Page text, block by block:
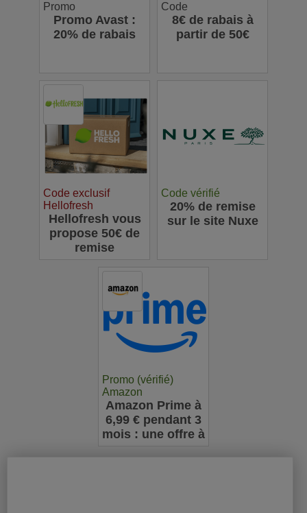
Promo
Promo Avast :
20% de rabais
Code
8€ de rabais à
partir de 50€
Code exclusif
Hellofresh
Hellofresh vous
propose 50€ de
remise
Code vérifié
20% de remise
sur le site Nuxe
Promo (vérifié)
Amazon
Amazon Prime à
6,99 € pendant 3
mois : une offre à